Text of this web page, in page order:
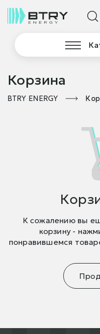
Корзина
BTRY ENERGY
К сожалению вы
корзину -
понравившемся